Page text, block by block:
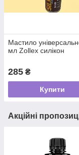
Мастило
мл Zollex силікон
285 ₴
Купити
Акційні